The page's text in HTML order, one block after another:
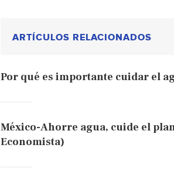
ARTÍCULOS RELACIONADOS
Por qué es importante cuidar el
México-Ahorre agua, cuide el
Economista)